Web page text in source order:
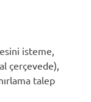
isteme,
çerçevede),
talep